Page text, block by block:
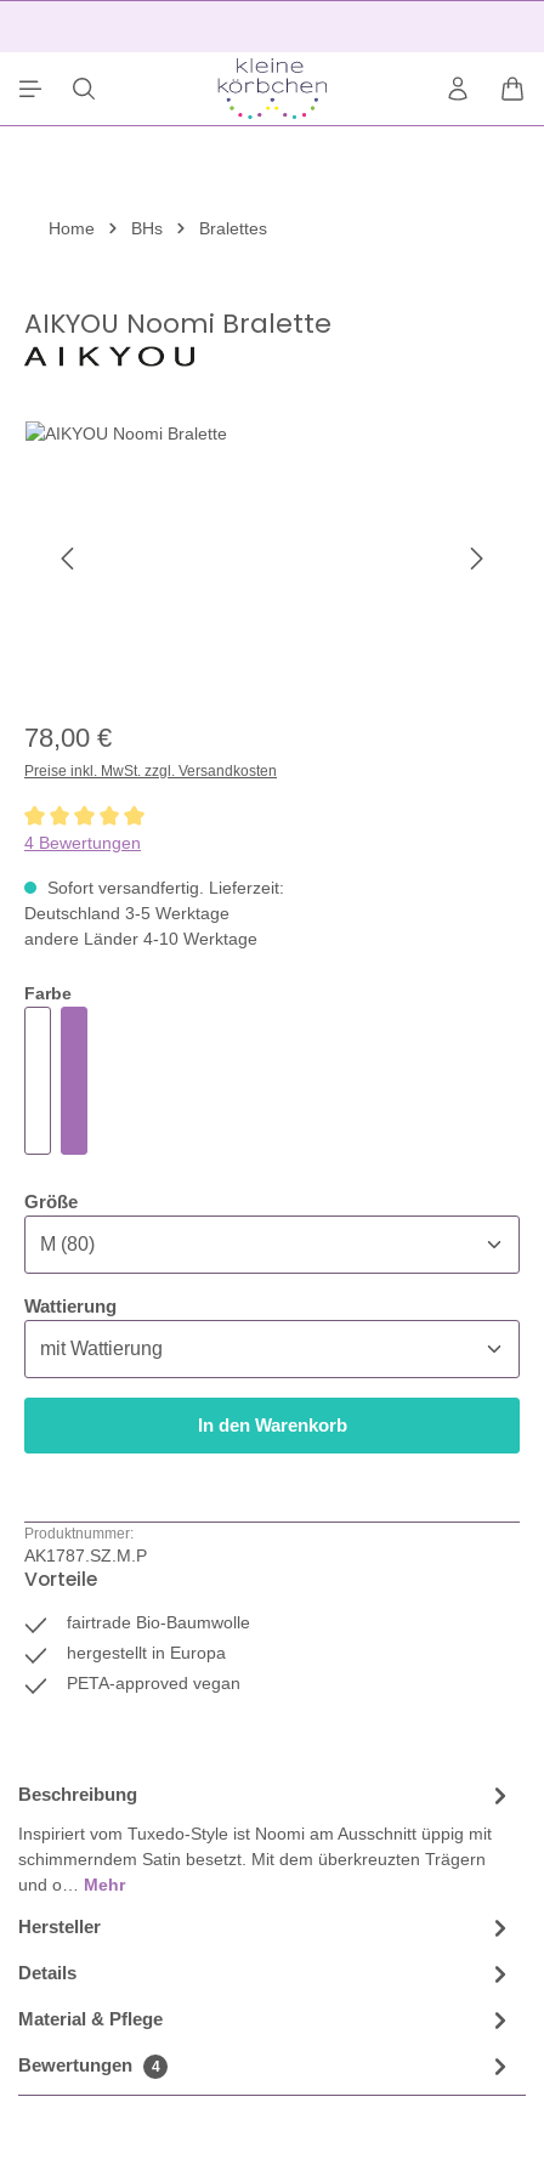
Home BHs Bralettes
AIKYOU Noomi Bralette
Bildergalerie überspringen
78,00 €
Preise inkl. MwSt. zzgl. Versandkosten
Durchschnittliche Bewertung von 5 von 5 Sternen
4 Bewertungen
Sofort versandfertig. Lieferzeit:
Deutschland 3-5 Werktage
andere Länder 4-10 Werktage
Farbe
Größeauswählen
Wattierungauswählen
In den Warenkorb
Produktnummer:
AK1787.SZ.M.P
Vorteile
fairtrade Bio-Baumwolle
hergestellt in Europa
PETA-approved vegan
Beschreibung
Inspiriert vom Tuxedo-Style ist Noomi am Ausschnitt üppig mit
schimmerndem Satin besetzt. Mit dem überkreuzten Trägern
und o… Mehr
Hersteller
Details
Material & Pflege
Bewertungen 4